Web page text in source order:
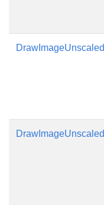
DrawImageUnscaled
DrawImageUnscaled